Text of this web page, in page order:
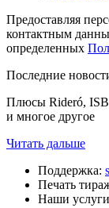
Предоставляя
контактным
определенных
Последние
Плюсы Rideró,
и многое другое
Читать дальше
Поддержка:
Печать
Наши услуги